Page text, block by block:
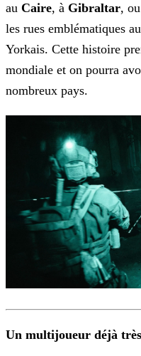
au Caire, à Gibraltar,
les rues emblématiques
Yorkais. Cette histoire
mondiale et on pourra
nombreux pays.
Un multijoueur déjà